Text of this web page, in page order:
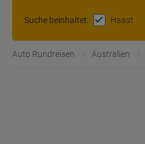
Suche beinhaltet: Haast
Auto Rundreisen Australien